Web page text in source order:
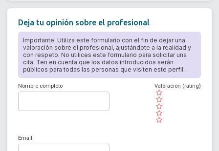
Deja tu opinión sobre el profesional
Importante: Utiliza este formulario con el fin de dejar una
valoración sobre el profesional, ajustándote a la realidad y
con respeto. No utilices este formulario para solicitar una
cita. Ten en cuenta que los datos introducidos serán
públicos para todas las personas que visiten este perfil.
Nombre completo
( )
( )
( )
( )
( )
Valoración (rating)
Email